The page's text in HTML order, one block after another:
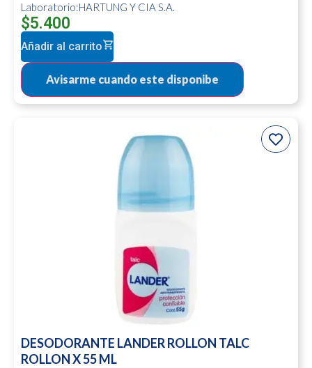
Laboratorio:HARTUNG Y CIA S.A.
$5.400
Añadir al carrito
DESODORANTE LANDER ROLLON TALC
ROLLON X 55 ML